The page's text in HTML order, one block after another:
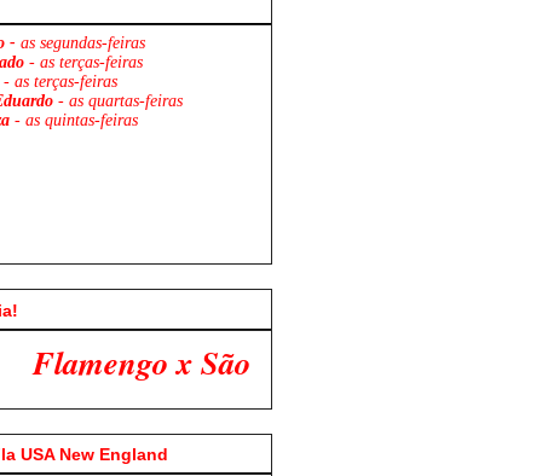
- as segundas-feiras
- as terças-feiras
- as terças-feiras
- as quartas-feiras
- as quintas-feiras
Paulo. Venha Participar Conosco!
USA New England